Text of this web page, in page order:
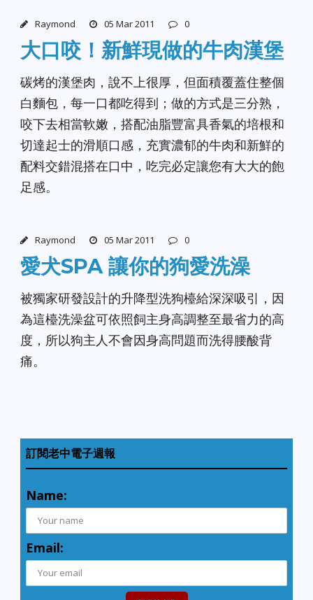
Raymond 05 Mar 2011 0
大口咬！新鮮現做的牛肉漢堡
碳烤的漢堡肉，說不上很厚，但面積覆蓋住整個
白麵包，每一口都吃得到；做的方式是三分熟，
咬下去相當軟嫩，搭配油脂豐富具香氣的培根和
切達起士的滑順口感，充實濃郁的牛肉和新鮮的
配料交錯混搭在口中，吃完必定讓您有大大的飽
足感。
Raymond 05 Mar 2011 0
愛犬SPA 讓你的狗愛洗澡
被獨家研發設計的升降型洗狗檯給深深吸引，因
為這檯洗澡盆可依照飼主身高調整至最省力的高
度，所以狗主人不會因身高問題而洗得腰酸背
痛。
訂閱老中電子週報
Name:
Email: